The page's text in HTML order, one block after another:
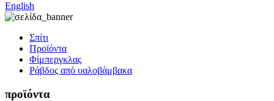
English
Σπίτι
Προϊόντα
Φίμπεργκλας
Ράβδος από υαλοβάμβακα
προϊόντα